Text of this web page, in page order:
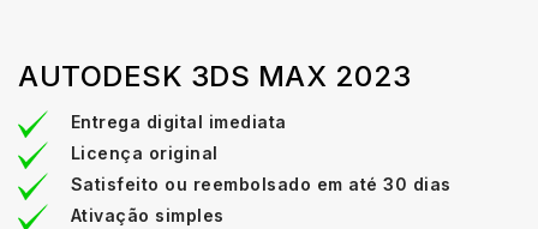
AUTODESK 3DS MAX 2023
Entrega digital imediata
Licença original
Satisfeito ou reembolsado em até 30 dias
Ativação simples